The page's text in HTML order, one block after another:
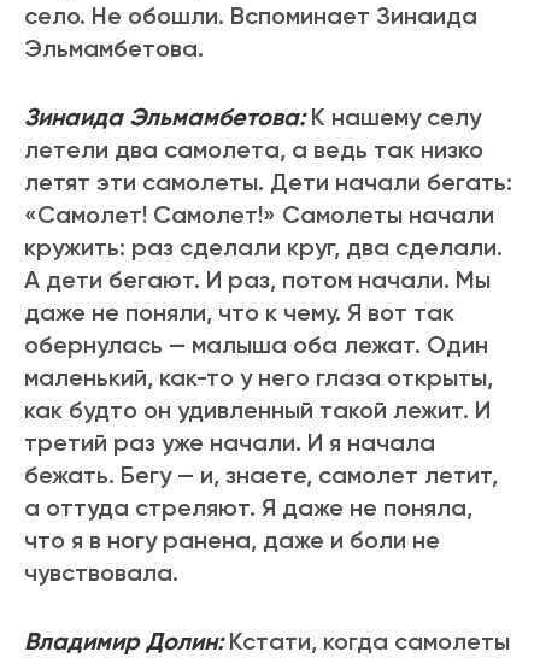
село. Не обошли. Вспоминает Зинаида
Эльмамбетова.
Зинаида Эльмамбетова:К нашему селу
летели два самолета, а ведь так низко
летят эти самолеты. Дети начали бегать:
«Самолет! Самолет!» Самолеты начали
кружить: раз сделали круг, два сделали.
А дети бегают. И раз, потом начали. Мы
даже не поняли, что к чему. Я вот так
обернулась — малыша оба лежат. Один
маленький, как-то у него глаза открыты,
как будто он удивленный такой лежит. И
третий раз уже начали. И я начала
бежать. Бегу — и, знаете, самолет летит,
а оттуда стреляют. Я даже не поняла,
что я в ногу ранена, даже и боли не
чувствовала.
Владимир Долин:Кстати, когда самолеты